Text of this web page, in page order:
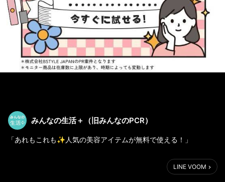
みんなの生活＋（旧みんなのPCR）
「あれもこれも✨人気の美容アイテムが無料で使える！」
【みんなの美容モニター】が新サービスとして仲間入りしました
LINE VOOM